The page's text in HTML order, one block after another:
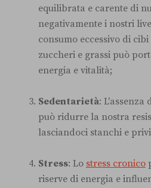
equilibrata e carente di
negativamente i nostri
consumo eccessivo di
zuccheri e grassi può
energia e vitalità;
Sedentarietà:
può ridurre la nostra
lasciandoci stanchi e
Stress: Lo stress cronico
riserve di energia e